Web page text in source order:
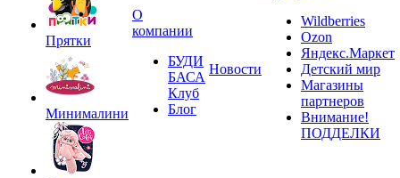
Прятки
Минималини
О
компании
БУДИ
БАСА
Клуб
Блог
Новости
Wildberries
Ozon
Яндекс.Маркет
Детский мир
Магазины
партнеров
Внимание!
ПОДДЕЛКИ